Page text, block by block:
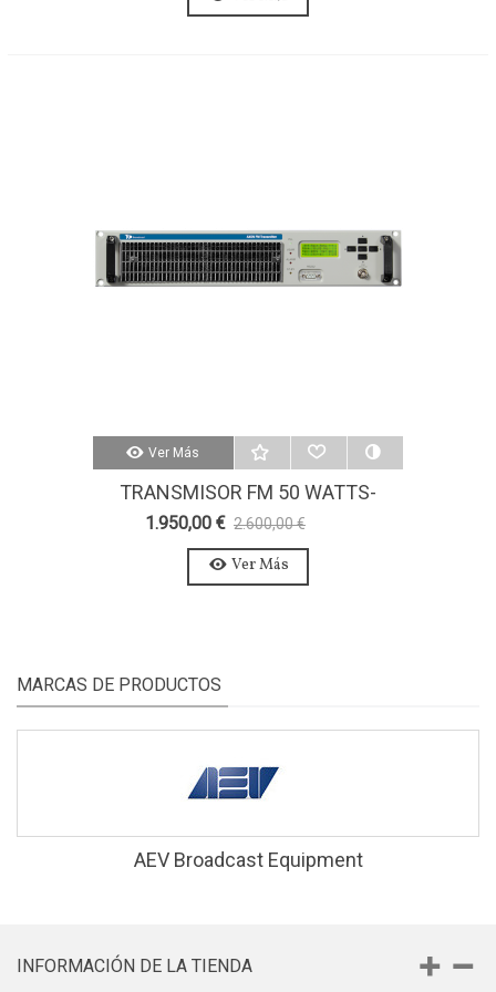
Ver Más
TRANSMISOR FM 50 WATTS-
AXON 50W-ESTEREO-MPX
1.950,00 € 2.600,00 €
Ver Más
MARCAS DE PRODUCTOS
AEV Broadcast Equipment
INFORMACIÓN DE LA TIENDA